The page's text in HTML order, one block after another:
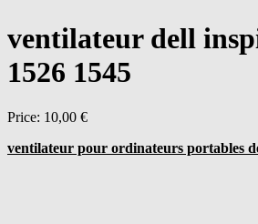
ventilateur dell
1526 1545
Price: 10,00 €
ventilateur pour ordinateurs portables